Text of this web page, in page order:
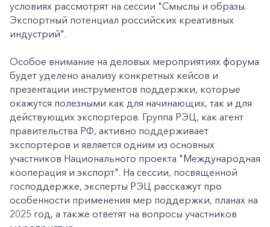
условиях рассмотрят на сессии "Смыслы и образы.
Экспортный потенциал российских креативных
индустрий".
Особое внимание на деловых мероприятиях форума
будет уделено анализу конкретных кейсов и
презентации инструментов поддержки, которые
окажутся полезными как для начинающих, так и для
действующих экспортеров. Группа РЭЦ, как агент
правительства РФ, активно поддерживает
экспортеров и является одним из основных
участников Национального проекта "Международная
кооперация и экспорт". На сессии, посвященной
господдержке, эксперты РЭЦ расскажут про
особенности применения мер поддержки, планах на
2025 год, а также ответят на вопросы участников